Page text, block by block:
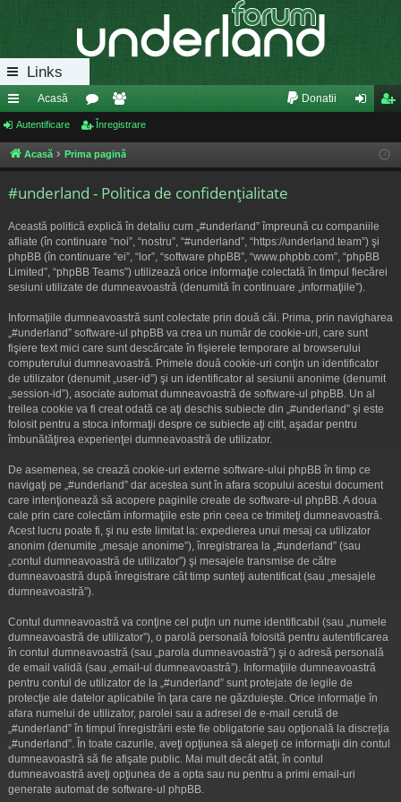
Links
eg
ăt
pi
de
Acasă
or
u
e
m
Donatii
re
eg
Autentificare Înregistrare
Acasă Prima pagină
#underland - Politica de confidenţialitate
Această politică explică în detaliu cum „#underland” împreună cu companiile
afliate (în continuare “noi”, “nostru”, “#underland”, “https://underland.team”) şi
phpBB (în continuare “ei”, “lor”, “software phpBB”, “www.phpbb.com”, “phpBB
Limited”, “phpBB Teams”) utilizează orice informaţie colectată în timpul fiecărei
sesiuni utilizate de dumneavoastră (denumită în continuare „informaţiile”).
Informaţiile dumneavoastră sunt colectate prin două căi. Prima, prin navigharea
„#underland” software-ul phpBB va crea un număr de cookie-uri, care sunt
fişiere text mici care sunt descărcate în fişierele temporare al browserului
computerului dumneavoastră. Primele două cookie-uri conţin un identificator
de utilizator (denumit „user-id”) şi un identificator al sesiunii anonime (denumit
„session-id”), asociate automat dumneavoastră de software-ul phpBB. Un al
treilea cookie va fi creat odată ce aţi deschis subiecte din „#underland” şi este
folosit pentru a stoca informaţii despre ce subiecte aţi citit, aşadar pentru
îmbunătăţirea experienţei dumneavoastră de utilizator.
De asemenea, se crează cookie-uri externe software-ului phpBB în timp ce
navigaţi pe „#underland” dar acestea sunt în afara scopului acestui document
care intenţionează să acopere paginile create de software-ul phpBB. A doua
cale prin care colectăm informaţiile este prin ceea ce trimiteţi dumneavoastră.
Acest lucru poate fi, şi nu este limitat la: expedierea unui mesaj ca utilizator
anonim (denumite „mesaje anonime”), înregistrarea la „#underland” (sau
„contul dumneavoastră de utilizator”) şi mesajele transmise de către
dumneavoastră după înregistrare cât timp sunteţi autentificat (sau „mesajele
dumneavoastră”).
Contul dumneavoastră va conţine cel puţin un nume identificabil (sau „numele
dumneavoastră de utilizator”), o parolă personală folosită pentru autentificarea
în contul dumneavoastră (sau „parola dumneavoastră”) şi o adresă personală
de email validă (sau „email-ul dumneavoastră”). Informaţiile dumneavoastră
pentru contul de utilizator de la „#underland” sunt protejate de legile de
protecţie ale datelor aplicabile în ţara care ne găzduieşte. Orice informaţie în
afara numelui de utilizator, parolei sau a adresei de e-mail cerută de
„#underland” în timpul înregistrării este fie obligatorie sau opţională la discreţia
„#underland”. În toate cazurile, aveţi opţiunea să alegeţi ce informaţii din contul
dumneavoastră să fie afişate public. Mai mult decât atât, în contul
dumneavoastră aveţi opţiunea de a opta sau nu pentru a primi email-uri
generate automat de software-ul phpBB.